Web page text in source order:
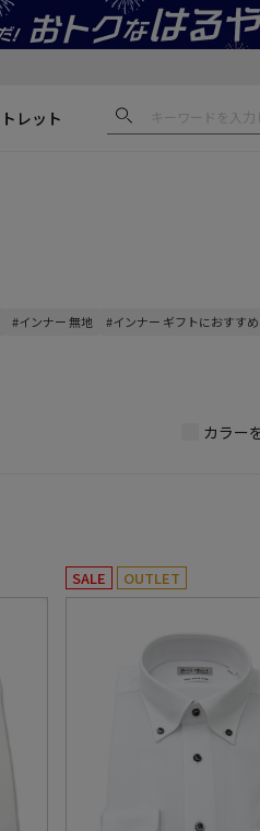
レット
#インナー 無地 #インナー ギフトにおすすめ
カラー
SALE OUTLET